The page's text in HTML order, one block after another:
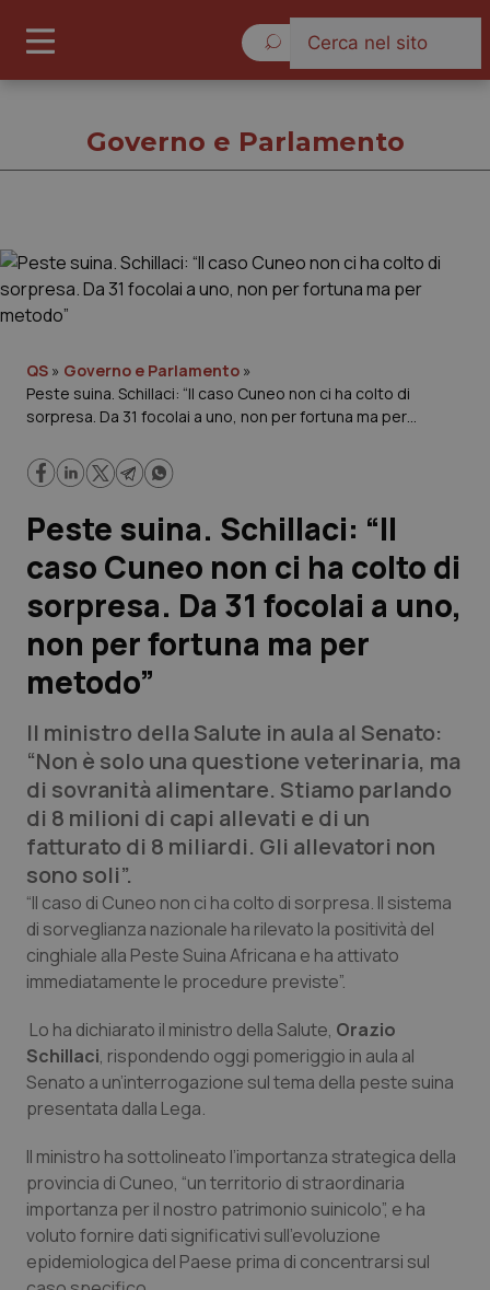
Cronache
Governo e Parlamento
Regioni e Asl
Lavoro e Professioni
Scienza e Farmaci
Studi e Analisi
Lettere al direttore
QS Pro
Professionisti Sanitari.AI
Abruzzo
Basilicata
Calabria
Campania
Emilia-Romagna
Friuli Venezia Giulia
Lazio
Liguria
QS Pro Gold
Artrite & artrosi
Asma & BPCO
Car-T
Colesterolo & coronaropatie
Dermatite Atopica
Diabete & glucometri
Disturbi dell’umore
QS Club Newsletter
Governo e Parlamento
QS » Governo e Parlamento »
Peste suina. Schillaci: “Il caso Cuneo non ci ha colto di
sorpresa. Da 31 focolai a uno, non per fortuna ma per
Peste suina. Schillaci: “Il
caso Cuneo non ci ha colto di
sorpresa. Da 31 focolai a uno,
non per fortuna ma per
metodo”
Il ministro della Salute in aula al Senato:
“Non è solo una questione veterinaria, ma
di sovranità alimentare. Stiamo parlando
di 8 milioni di capi allevati e di un
fatturato di 8 miliardi. Gli allevatori non
sono soli”.
“Il caso di Cuneo non ci ha colto di sorpresa. Il sistema
di sorveglianza nazionale ha rilevato la positività del
cinghiale alla Peste Suina Africana e ha attivato
immediatamente le procedure previste”.
Lo ha dichiarato il ministro della Salute, Orazio
Schillaci, rispondendo oggi pomeriggio in aula al
Senato a un’interrogazione sul tema della peste suina
presentata dalla Lega.
Il ministro ha sottolineato l’importanza strategica della
provincia di Cuneo, “un territorio di straordinaria
importanza per il nostro patrimonio suinicolo”, e ha
voluto fornire dati significativi sull’evoluzione
epidemiologica del Paese prima di concentrarsi sul